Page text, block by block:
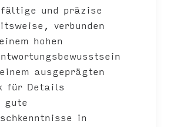
und präzise
verbunden
hohen
ausgeprägten
für Details
gute
in